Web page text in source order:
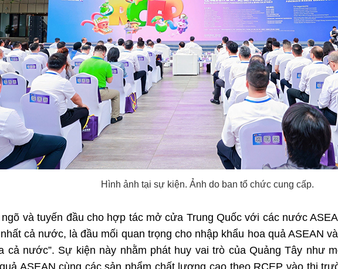
Hình ảnh tại sự kiện. Ảnh do ban tổ chức cung cấp.
và tuyến đầu cho hợp tác mở cửa Trung Quốc với các nước
cả nước, là đầu mối quan trọng cho nhập khẩu hoa quả ASEAN
cả nước”. Sự kiện này nhằm phát huy vai trò của Quảng Tây như
ASEAN cùng các sản phẩm chất lượng cao theo RCEP vào thị